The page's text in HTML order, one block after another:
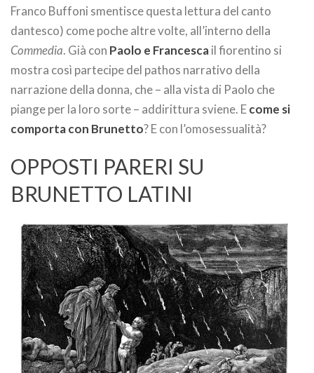
Franco Buffoni smentisce questa lettura del canto
dantesco) come poche altre volte, all’interno della
Commedia. Già con Paolo e Francescail fiorentino si
mostra così partecipe del pathos narrativo della
narrazione della donna, che – alla vista di Paolo che
piange per la loro sorte – addirittura sviene. Ecome si
comporta con Brunetto? E con l’omosessualità?
OPPOSTI PARERI SU
BRUNETTO LATINI